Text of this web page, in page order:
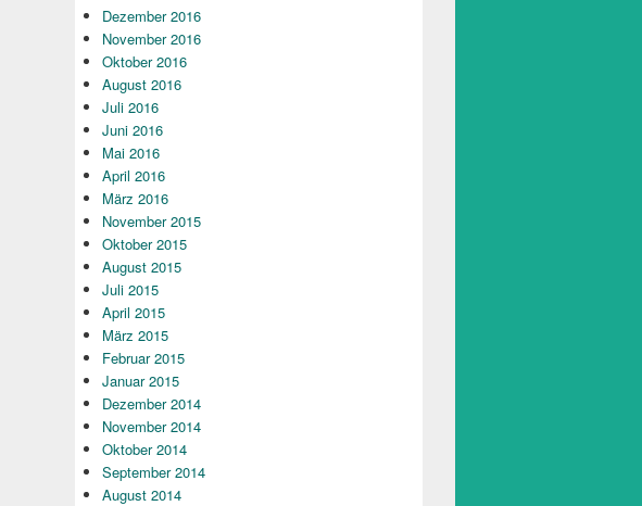
Dezember 2016
November 2016
Oktober 2016
August 2016
Juli 2016
Juni 2016
Mai 2016
April 2016
März 2016
November 2015
Oktober 2015
August 2015
Juli 2015
April 2015
März 2015
Februar 2015
Januar 2015
Dezember 2014
November 2014
Oktober 2014
September 2014
August 2014